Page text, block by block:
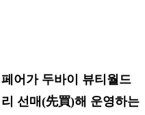
어가 두바이 뷰티월드
선매(先買)해 운영하는